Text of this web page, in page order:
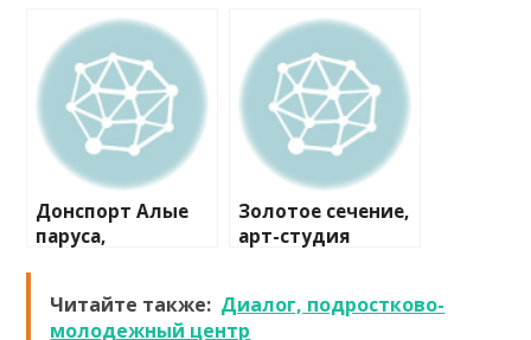
Донспорт Алые
паруса,
Золотое сечение,
арт-студия
Читайте также: Диалог, подростково-
молодежный центр